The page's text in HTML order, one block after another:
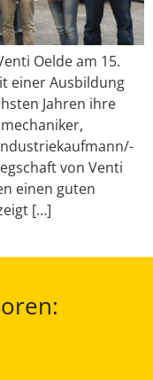
Oelde am 15.
einer Ausbildung
Jahren ihre
von Venti
einen guten
[…]